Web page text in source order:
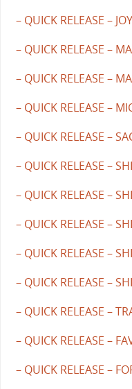
– QUICK RELEASE –
– QUICK RELEASE –
– QUICK RELEASE –
– QUICK RELEASE –
– QUICK RELEASE –
– QUICK RELEASE –
– QUICK RELEASE –
– QUICK RELEASE –
– QUICK RELEASE –
– QUICK RELEASE –
– QUICK RELEASE –
– QUICK RELEASE –
– QUICK RELEASE –